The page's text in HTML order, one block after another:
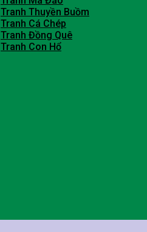
Tranh Thuyền Buồm
Tranh Cá Chép
Tranh Đồng Quê
Tranh Con Hổ